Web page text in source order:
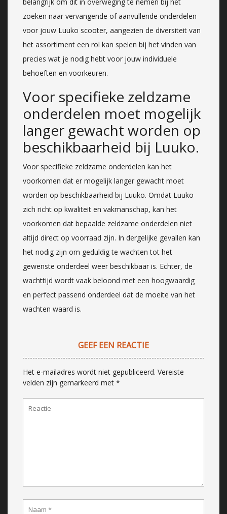
zoeken naar vervangende of aanvullende onderdelen
voor jouw Luuko scooter, aangezien de diversiteit van
het assortiment een rol kan spelen bij het vinden van
precies wat je nodig hebt voor jouw individuele
behoeften en voorkeuren.
Voor specifieke zeldzame
onderdelen moet mogelijk
langer gewacht worden op
beschikbaarheid bij Luuko.
Voor specifieke zeldzame onderdelen kan het
voorkomen dat er mogelijk langer gewacht moet
worden op beschikbaarheid bij Luuko. Omdat Luuko
zich richt op kwaliteit en vakmanschap, kan het
voorkomen dat bepaalde zeldzame onderdelen niet
altijd direct op voorraad zijn. In dergelijke gevallen kan
het nodig zijn om geduldig te wachten tot het
gewenste onderdeel weer beschikbaar is. Echter, de
wachttijd wordt vaak beloond met een hoogwaardig
en perfect passend onderdeel dat de moeite van het
wachten waard is.
GEEF EEN REACTIE
Het e-mailadres wordt niet gepubliceerd. Vereiste
velden zijn gemarkeerd met *